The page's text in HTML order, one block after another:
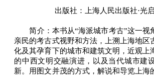
出版社：上海人民出版社·光
简介：本书从“海派城市考古”这一视
亲民的考古式视野和方法，上溯上海地区
化及其孕育下的城市和建筑文明，近观上
的中西文明交融演进，以及当代城市建
新。用图文并茂的方式，解说和导览上海